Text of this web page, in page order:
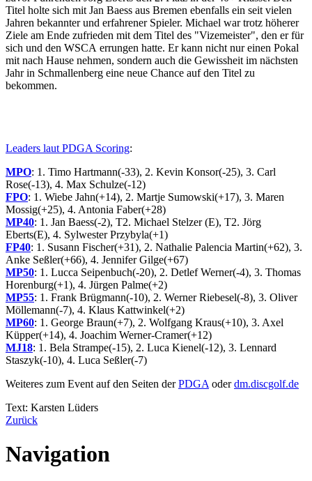
Titel holte sich mit Jan Baess aus Bremen ebenfalls ein seit vielen
Jahren bekannter und erfahrener Spieler. Michael war trotz höherer
Ziele am Ende zufrieden mit dem Titel des "Vizemeister", den er für
sich und den WSCA errungen hatte. Er kann nicht nur einen Pokal
mit nach Hause nehmen, sondern auch die Gewissheit im nächsten
Jahr in Schmallenberg eine neue Chance auf den Titel zu
bekommen.
Leaders laut PDGA Scoring:
MPO: 1. Timo Hartmann(-33), 2. Kevin Konsor(-25), 3. Carl
Rose(-13), 4. Max Schulze(-12)
FPO: 1. Wiebe Jahn(+14), 2. Martje Sumowski(+17), 3. Maren
Mossig(+25), 4. Antonia Faber(+28)
MP40: 1. Jan Baess(-2), T2. Michael Stelzer (E), T2. Jörg
Eberts(E), 4. Sylwester Przybyla(+1)
FP40: 1. Susann Fischer(+31), 2. Nathalie Palencia Martin(+62), 3.
Anke Seßler(+66), 4. Jennifer Gilge(+67)
MP50: 1. Lucca Seipenbuch(-20), 2. Detlef Werner(-4), 3. Thomas
Horenburg(+1), 4. Jürgen Palme(+2)
MP55: 1. Frank Brügmann(-10), 2. Werner Riebesel(-8), 3. Oliver
Möllemann(-7), 4. Klaus Kattwinkel(+2)
MP60: 1. George Braun(+7), 2. Wolfgang Kraus(+10), 3. Axel
Küpper(+14), 4. Joachim Werner-Cramer(+12)
MJ18: 1. Bela Strampe(-15), 2. Luca Kienel(-12), 3. Lennard
Staszyk(-10), 4. Luca Seßler(-7)
Weiteres zum Event auf den Seiten derPDGA oderdm.discgolf.de
Text: Karsten Lüders
Zurück
Navigation